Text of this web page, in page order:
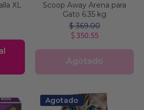
XL
Scoop Away Arena para
Gato 6.35 kg
$ 369.00
$ 350.55
Agotado
Agotado